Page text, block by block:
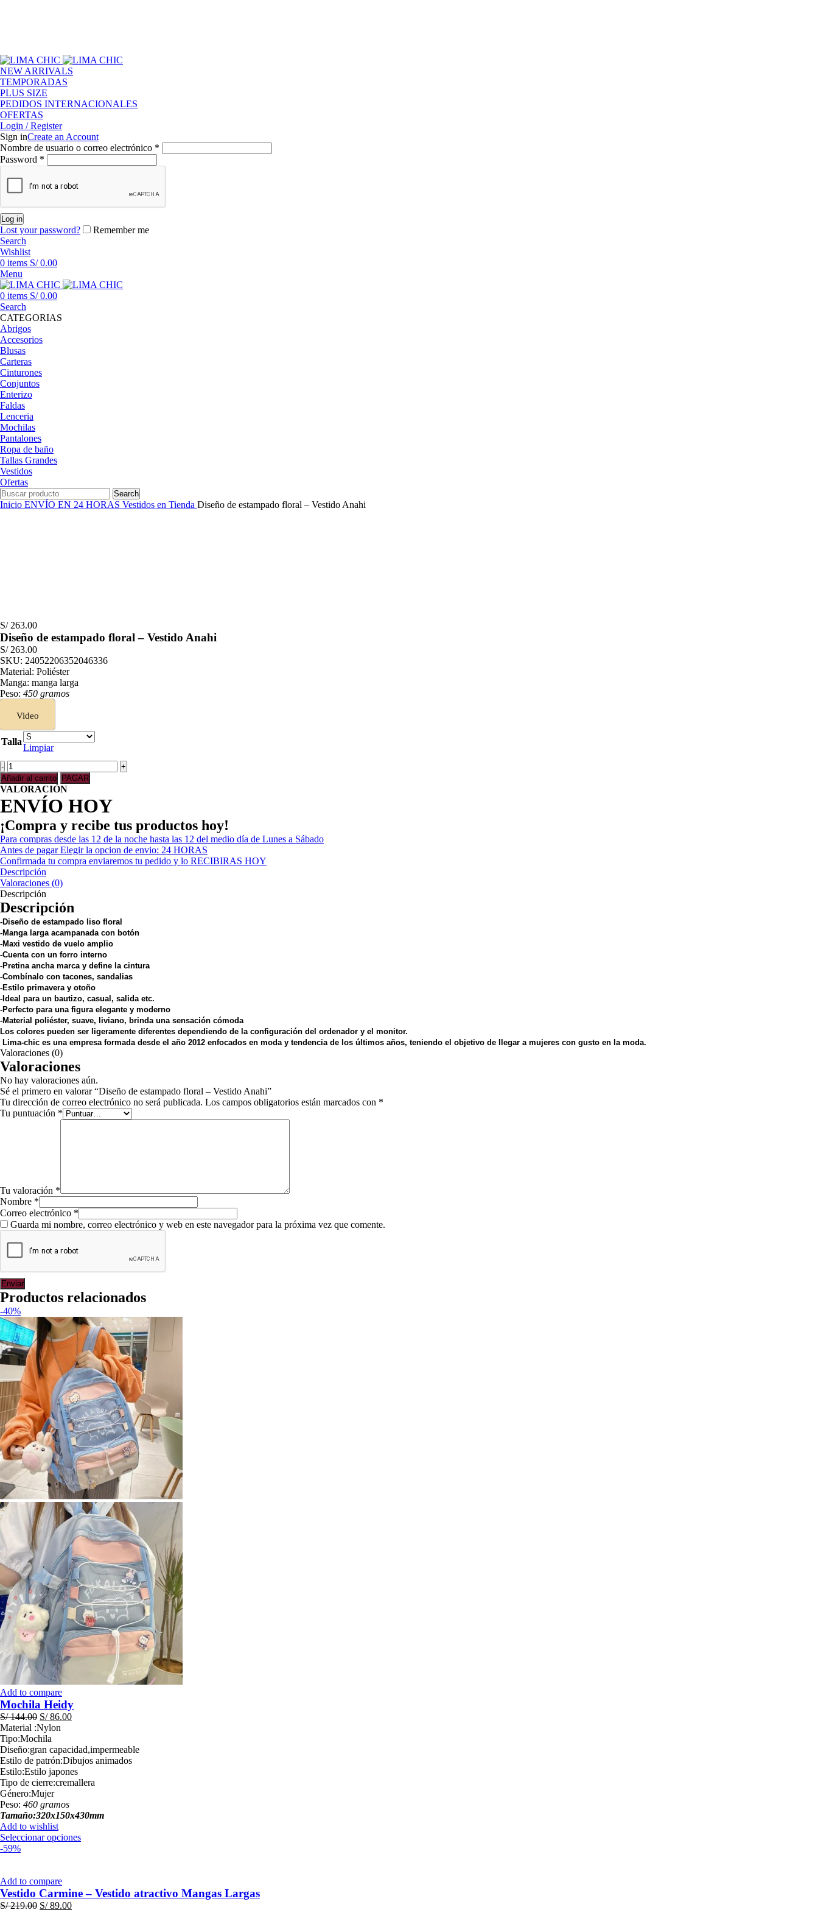
NEW ARRIVALS
TEMPORADAS
PLUS SIZE
PEDIDOS INTERNACIONALES
OFERTAS
Login / Register
Sign inCreate an Account
Nombre de usuario o correo electrónico *
Password *
Log in
Lost your password?
Remember me
Search
Wishlist
0 items S/0.00
Menu
0 items S/0.00
Search
CATEGORIAS
Abrigos
Accesorios
Blusas
Carteras
Cinturones
Conjuntos
Enterizo
Faldas
Lenceria
Mochilas
Pantalones
Ropa de baño
Tallas Grandes
Vestidos
Ofertas
Search
Inicio ENVÍO EN 24 HORAS Vestidos en Tienda Diseño de estampado floral – Vestido Anahi
S/263.00
Diseño de estampado floral – Vestido Anahi
S/263.00
SKU: 24052206352046336
Material: Poliéster
Manga: manga larga
Peso: 450 gramos
Video
Talla
Limpiar
Diseño
de
estampado
floral
-
Vestido
Anahi
cantidad
Añadir al carrito PAGAR
VALORACIÓN
ENVÍO HOY
¡Compra y recibe tus productos hoy!
Para compras desde las 12 de la noche hasta las 12 del medio día de Lunes a Sábado
Antes de pagar Elegir la opcion de envio: 24 HORAS
Confirmada tu compra enviaremos tu pedido y lo RECIBIRAS HOY
Descripción
Valoraciones (0)
Descripción
Descripción
-Diseño de estampado liso floral
-Manga larga acampanada con botón
-Maxi vestido de vuelo amplio
-Cuenta con un forro interno
-Pretina ancha marca y define la cintura
-Combínalo con tacones, sandalias
-Estilo primavera y otoño
-Ideal para un bautizo, casual, salida etc.
-Perfecto para una figura elegante y moderno
-Material poliéster, suave, liviano, brinda una sensación cómoda
Los colores pueden ser ligeramente diferentes dependiendo de la configuración del ordenador y el monitor.
Lima-chic es una empresa formada desde el año 2012 enfocados en moda y tendencia de los últimos años, teniendo el objetivo de llegar a mujeres con gusto en la moda.
Valoraciones (0)
Valoraciones
No hay valoraciones aún.
Sé el primero en valorar “Diseño de estampado floral – Vestido Anahi”
Tu dirección de correo electrónico no será publicada. Los campos obligatorios están marcados con *
Tu puntuación *
Tu valoración *
Nombre *
Correo electrónico *
Guarda mi nombre, correo electrónico y web en este navegador para la próxima vez que comente.
Productos relacionados
-40%
Add to compare
Mochila Heidy
S/144.00 El
precio
original
era:
S/ 144.00.
S/86.00El
es:
S/ 86.00.
Material :Nylon
Tipo:Mochila
Diseño:gran capacidad,impermeable
Estilo de patrón:Dibujos animados
Estilo:Estilo japones
Tipo de cierre:cremallera
Género:Mujer
Peso: 460 gramos
Tamaño:320x150x430mm
Add to wishlist
Seleccionar opcionesEste
Las
-59%
Add to compare
Vestido Carmine – Vestido atractivo Mangas Largas
S/219.00 El
S/89.00El